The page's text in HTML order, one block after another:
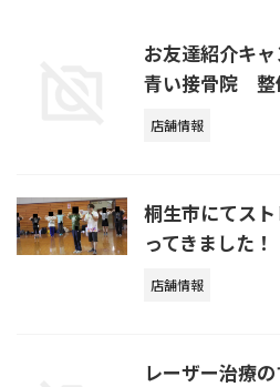
お友達紹介キ
青い接骨院
店舗情報
桐生市にてス
ってきました！
店舗情報
レーザー治療